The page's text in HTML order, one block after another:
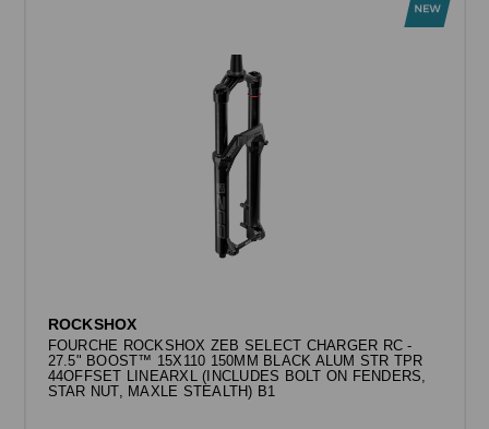
ROCKSHOX
FOURCHE ROCKSHOX ZEB SELECT CHARGER RC -
27.5" BOOST™ 15X110 150MM BLACK ALUM STR TPR
44OFFSET LINEARXL (INCLUDES BOLT ON FENDERS,
STAR NUT, MAXLE STEALTH) B1